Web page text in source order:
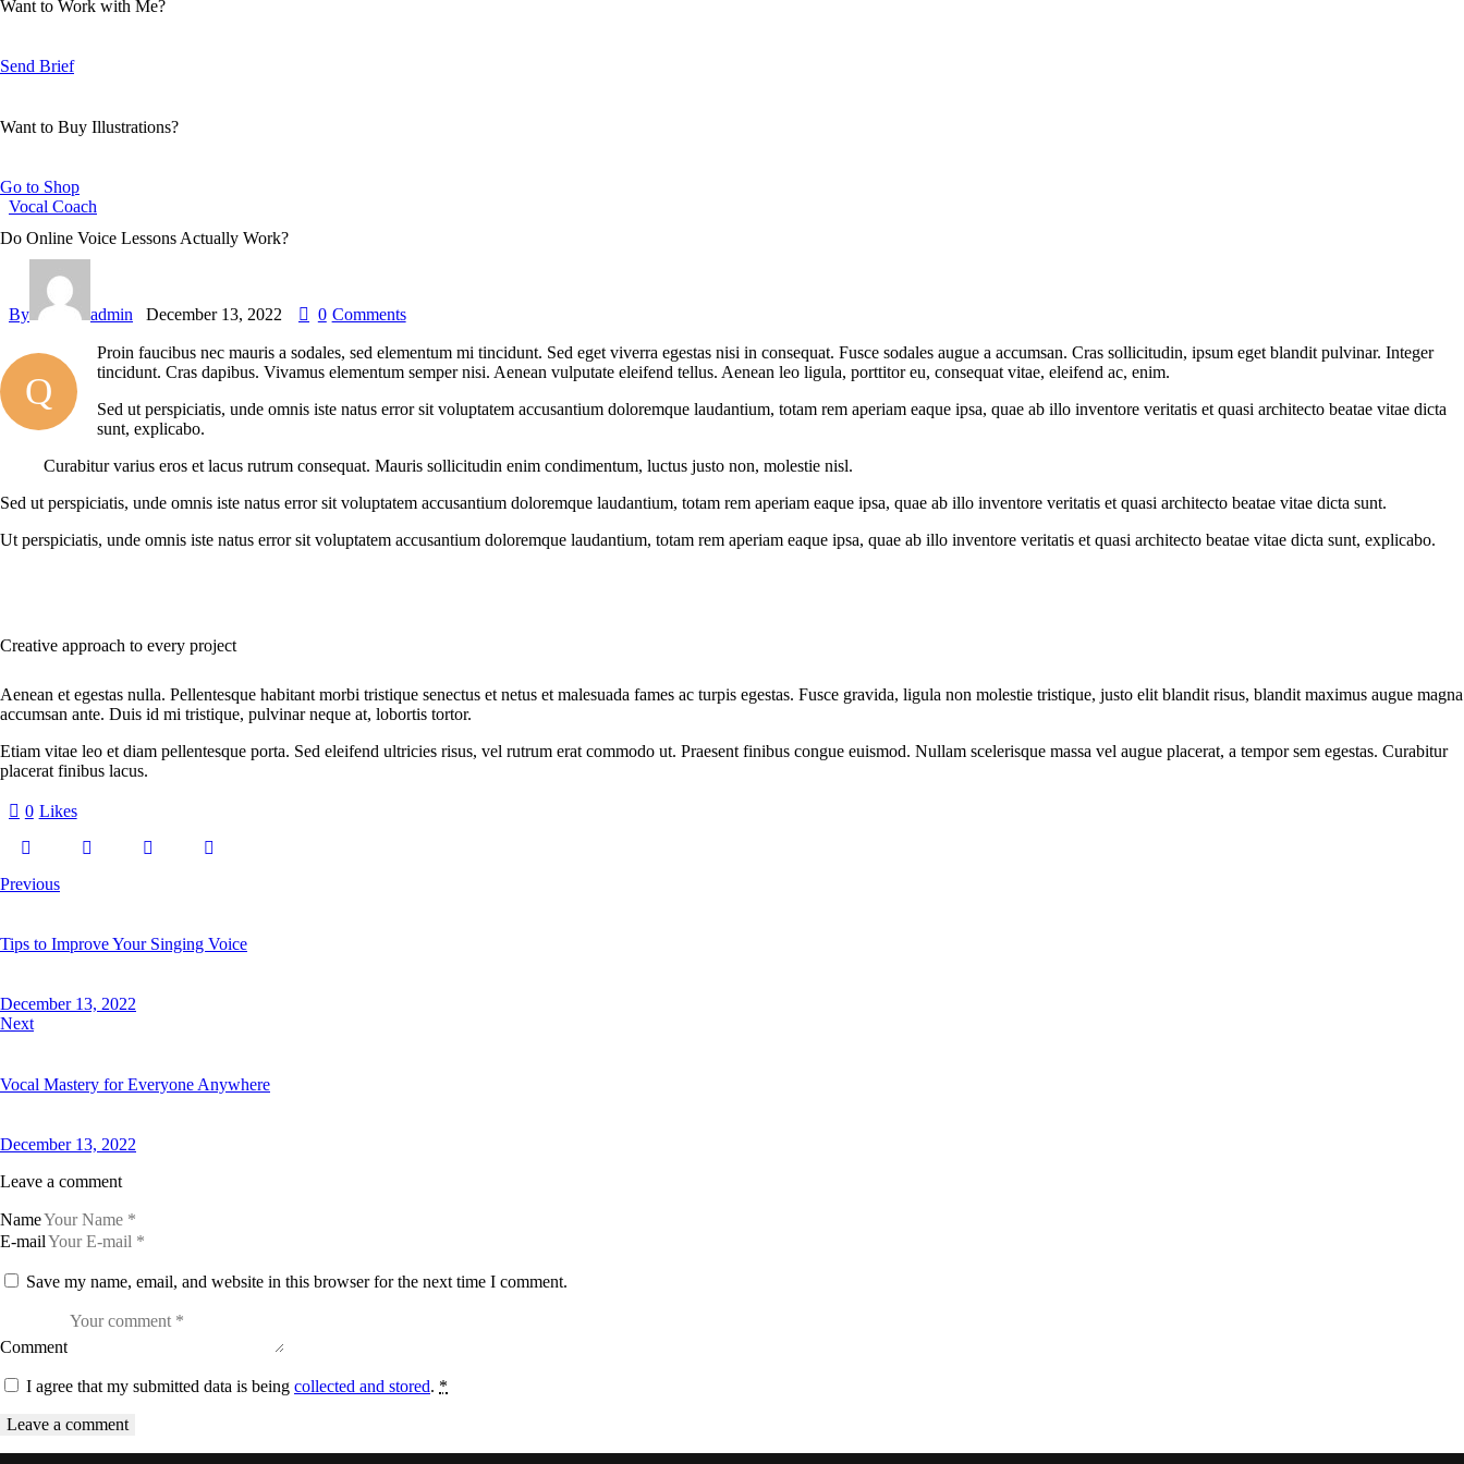
Want to Work with Me?
Send Brief
Want to Buy Illustrations?
Go to Shop
Vocal Coach
Do Online Voice Lessons Actually Work?
By admin December 13, 2022 0 Comments
Q
Proin faucibus nec mauris a sodales, sed elementum mi tincidunt. Sed eget viverra egestas nisi in consequat. Fusce sodales augue a accumsan. Cras sollicitudin, ipsum eget blandit pulvinar. Integer
tincidunt. Cras dapibus. Vivamus elementum semper nisi. Aenean vulputate eleifend tellus. Aenean leo ligula, porttitor eu, consequat vitae, eleifend ac, enim.
Sed ut perspiciatis, unde omnis iste natus error sit voluptatem accusantium doloremque laudantium, totam rem aperiam eaque ipsa, quae ab illo inventore veritatis et quasi architecto beatae vitae dicta
sunt, explicabo.
Curabitur varius eros et lacus rutrum consequat. Mauris sollicitudin enim condimentum, luctus justo non, molestie nisl.
Sed ut perspiciatis, unde omnis iste natus error sit voluptatem accusantium doloremque laudantium, totam rem aperiam eaque ipsa, quae ab illo inventore veritatis et quasi architecto beatae vitae dicta sunt.
Ut perspiciatis, unde omnis iste natus error sit voluptatem accusantium doloremque laudantium, totam rem aperiam eaque ipsa, quae ab illo inventore veritatis et quasi architecto beatae vitae dicta sunt, explicabo.
Creative approach to every project
Aenean et egestas nulla. Pellentesque habitant morbi tristique senectus et netus et malesuada fames ac turpis egestas. Fusce gravida, ligula non molestie tristique, justo elit blandit risus, blandit maximus augue magna
accumsan ante. Duis id mi tristique, pulvinar neque at, lobortis tortor.
Etiam vitae leo et diam pellentesque porta. Sed eleifend ultricies risus, vel rutrum erat commodo ut. Praesent finibus congue euismod. Nullam scelerisque massa vel augue placerat, a tempor sem egestas. Curabitur
placerat finibus lacus.
0 Likes
Previous
Tips to Improve Your Singing Voice
December 13, 2022
Next
Vocal Mastery for Everyone Anywhere
December 13, 2022
Leave a comment
Name
E-mail
Save my name, email, and website in this browser for the next time I comment.
Comment
I agree that my submitted data is being collected and stored. *